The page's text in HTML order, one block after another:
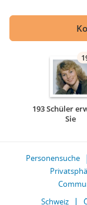
193 Schüler
Sie
Personensuche
Schweiz